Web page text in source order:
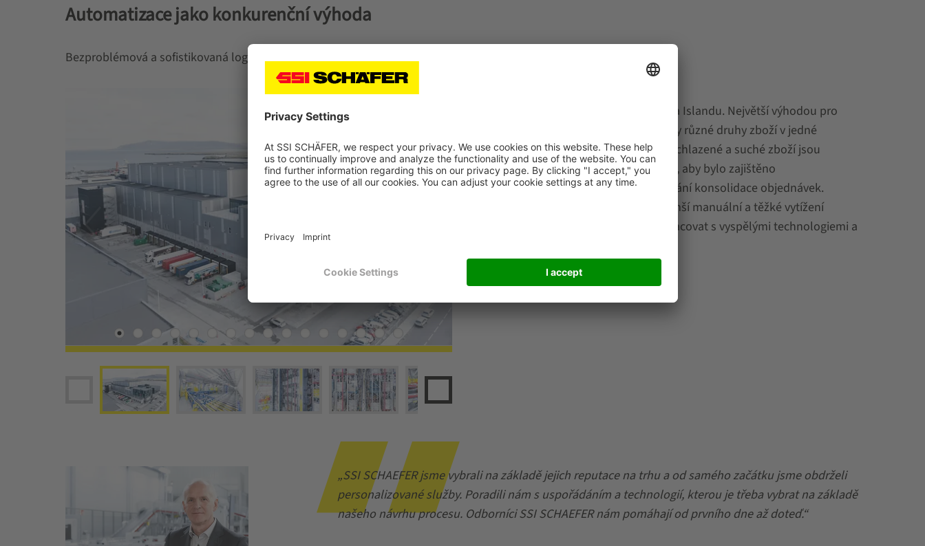
Automatizace jako konkurenční výhoda
Bezproblémová a sofistikovaná logistika pro suché zboží, hluboce zmrazené a čerstvé produkty
Innnes je jediným high-tech skladem na Islandu. Největší výhodou pro
zákazníka je možnost uskladnit všechny různé druhy zboží v jedné
budově. Všechny tři zóny pro mražené, chlazené a suché zboží jsou
oddělené a přesto vzájemně propojené, aby bylo zajištěno
bezproblémové vychystávání a zpracování konsolidace objednávek.
Aplikované koncepty zajišťují nejen menší manuální a těžké vytížení
zaměstnanců, ale také jim umožňují pracovat s vyspělými technologiemi a
„SSI SCHAEFER jsme vybrali na základě jejich reputace na trhu a od samého začátku jsme obdrželi
personalizované služby. Poradili nám s uspořádáním a technologií, kterou je třeba vybrat na základě
našeho návrhu procesu. Odborníci SSI SCHAEFER nám pomáhají od prvního dne až doteď.“